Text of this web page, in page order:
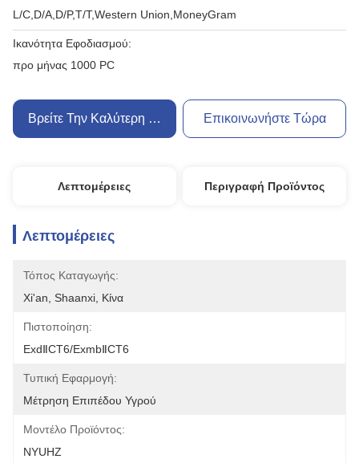
L/C,D/A,D/P,T/T,Western Union,MoneyGram
Ικανότητα Εφοδιασμού:
προ μήνας 1000 PC
Βρείτε Την Καλύτερη Τιμή Επικοινωνήστε Τώρα
Λεπτομέρειες Περιγραφή Προϊόντος
Λεπτομέρειες
Τόπος Καταγωγής:
Xi'an, Shaanxi, Κίνα
Πιστοποίηση:
ExdⅡCT6/ExmbⅡCT6
Τυπική Εφαρμογή:
Μέτρηση Επιπέδου Υγρού
Μοντέλο Προϊόντος:
NYUHZ